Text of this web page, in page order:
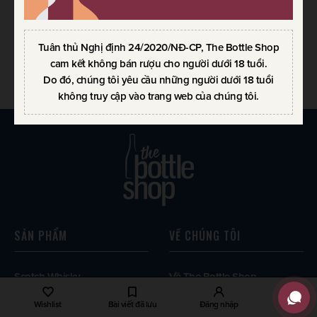
Tuân thủ Nghị định 24/2020/NĐ-CP, The Bottle Shop
cam kết không bán rượu cho người dưới 18 tuổi.
Do đó, chúng tôi yêu cầu những người dưới 18 tuổi
không truy cập vào trang web của chúng tôi.
Wishlist Bài viết đã lưu Đăng nhập
RƯỢU VANG CLOS RENÉ
2010
750ml / 13.00%
3.000.000VND
2015
1.800.000VND
SẢN PHẨM
Scotch Whisky
World Whisky
Rượu vang
VỀ CHÚNG TÔI
Về The Bottle Shop
Chính sách bảo mật thông tin